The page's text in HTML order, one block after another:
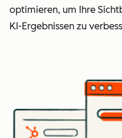
optimieren, um Ihre
KI-Ergebnissen zu